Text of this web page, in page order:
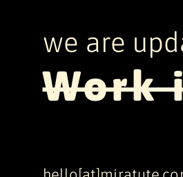
we are
Work